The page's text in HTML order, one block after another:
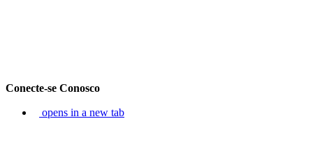
Conecte-se Conosco
opens in a new tab